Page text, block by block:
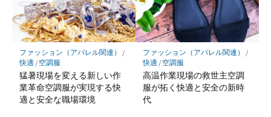
ファッション（アパレル関連）
/
快適 / 空調服
猛暑現場を変える新しい作
業革命空調服が実現する快
適と安全な職場環境
ファッション（アパレル関連）
/
快適 / 空調服
高温作業現場の救世主空調
服が拓く快適と安全の新時
代